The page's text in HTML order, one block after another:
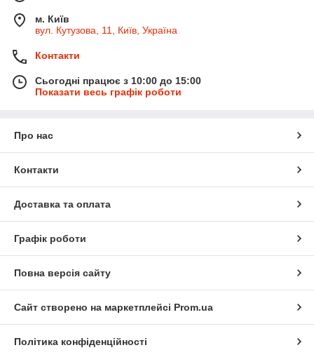
м. Київ
вул. Кутузова, 11, Київ, Україна
Контакти
Сьогодні працює з 10:00 до 15:00
Показати весь графік роботи
Про нас
Контакти
Доставка та оплата
Графік роботи
Повна версія сайту
Сайт створено на маркетплейсі Prom.ua
Політика конфіденційності